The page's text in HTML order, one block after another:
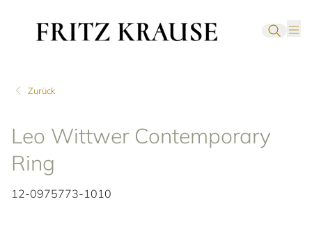
Zurück
Leo Wittwer Contemporary
Ring
12-0975773-1010